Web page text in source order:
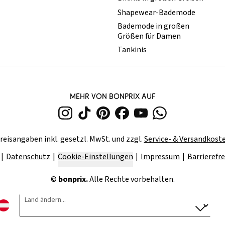
Shapewear-Bademode
Bademode in großen
Größen für Damen
Tankinis
MEHR VON BONPRIX AUF
inkl. gesetzl. MwSt. und zzgl.Service- &
Datenschutz Cookie-Einstellungen Impressum
© bonprix.Alle Rechte vorbehalten.
Land ändern...